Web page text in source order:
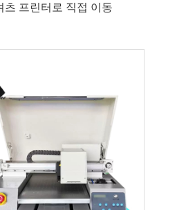
츠 프린터로 직접 이동